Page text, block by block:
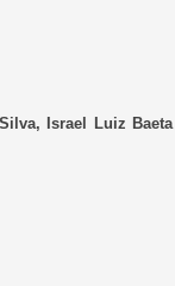
Israel Luiz Baeta